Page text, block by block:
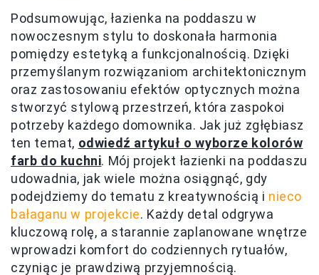
Podsumowując, łazienka na poddaszu w
nowoczesnym stylu to doskonała harmonia
pomiędzy estetyką a funkcjonalnością. Dzięki
przemyślanym rozwiązaniom architektonicznym
oraz zastosowaniu efektów optycznych można
stworzyć stylową przestrzeń, która zaspokoi
potrzeby każdego domownika. Jak już zgłębiasz
ten temat, odwiedź artykuł o wyborze kolorów
farb do kuchni. Mój projekt łazienki na poddaszu
udowadnia, jak wiele można osiągnąć, gdy
podejdziemy do tematu z kreatywnością i nieco
bałaganu w projekcie. Każdy detal odgrywa
kluczową rolę, a starannie zaplanowane wnętrze
wprowadzi komfort do codziennych rytuałów,
czyniąc je prawdziwą przyjemnością.